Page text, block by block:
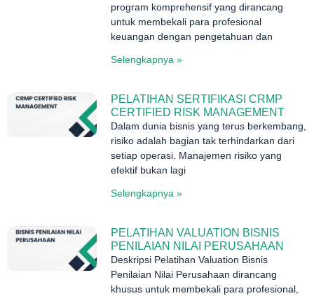
program komprehensif yang dirancang
untuk membekali para profesional
keuangan dengan pengetahuan dan
Selengkapnya »
PELATIHAN SERTIFIKASI CRMP
CERTIFIED RISK MANAGEMENT
Dalam dunia bisnis yang terus berkembang,
risiko adalah bagian tak terhindarkan dari
setiap operasi. Manajemen risiko yang
efektif bukan lagi
Selengkapnya »
PELATIHAN VALUATION BISNIS
PENILAIAN NILAI PERUSAHAAN
Deskripsi Pelatihan Valuation Bisnis
Penilaian Nilai Perusahaan dirancang
khusus untuk membekali para profesional,